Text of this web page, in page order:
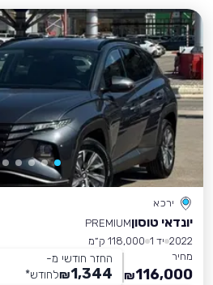
ירכא
יונדאי טוסוןPREMIUM
2022 יד 1
118,000 ק״מ
מחיר
116,000
₪
החזר חודשי מ-
1,344
₪לחודש*